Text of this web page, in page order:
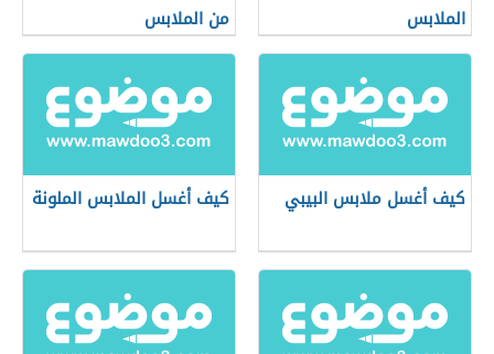
الملابس
من الملابس
كيف أغسل ملابس البيبي كيف أغسل الملابس الملونة